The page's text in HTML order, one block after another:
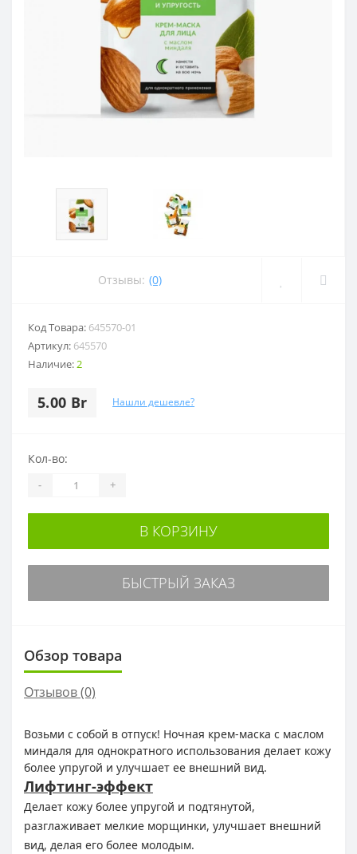
Отзывы: (0)
Код Товара: 645570-01
Артикул: 645570
Наличие:2
5.00 Br Нашли дешевле?
Кол-во:
- +
В КОРЗИНУ
БЫСТРЫЙ ЗАКАЗ
Обзор товара
Отзывов (0)
Возьми с собой в отпуск! Ночная крем-маска с маслом
миндаля для однократного использования делает кожу
более упругой и улучшает ее внешний вид.
Лифтинг-эффект
Делает кожу более упругой и подтянутой,
разглаживает мелкие морщинки, улучшает внешний
вид, делая его более молодым.